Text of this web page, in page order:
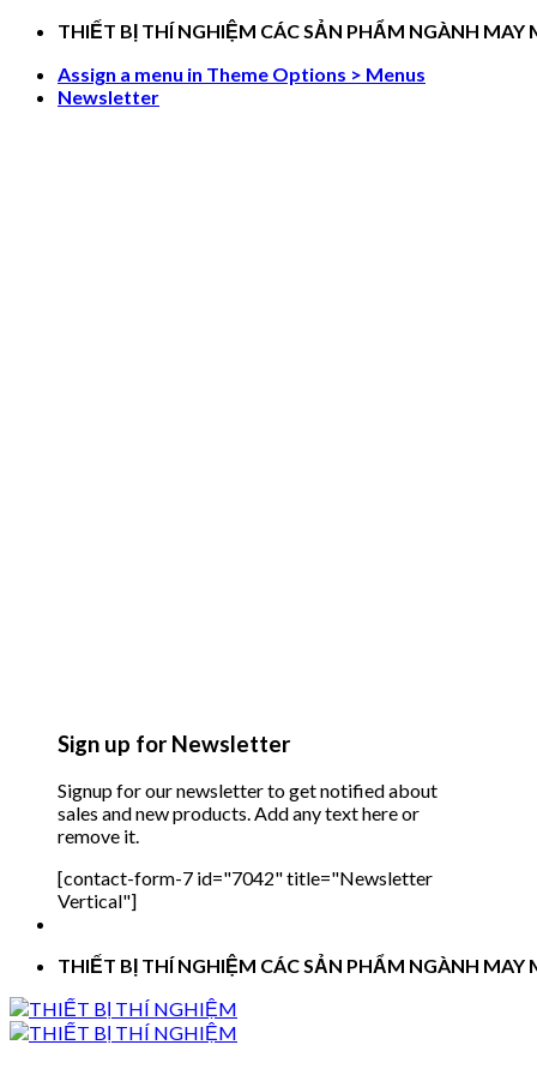
Skip
content
THIẾT BỊ THÍ NGHIỆM CÁC SẢN PHẨM NGÀNH MAY
Assign a menu in Theme Options > Menus
Newsletter
Sign up for Newsletter
Signup for our newsletter to get notified about
sales and new products. Add any text here or
remove it.
[contact-form-7 id="7042" title="Newsletter
Vertical"]
THIẾT BỊ THÍ NGHIỆM CÁC SẢN PHẨM NGÀNH MAY